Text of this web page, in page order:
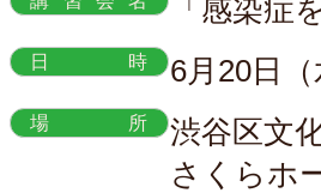
「感染症
日時 6月20日
場所
渋谷区文
さくらホ